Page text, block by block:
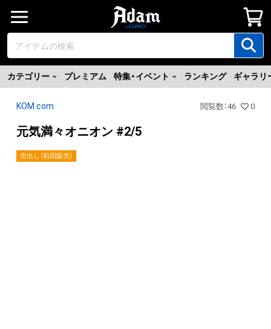
カテゴリー プレミアム 特集・イベント ランキング ギャラリ
KOM.com 閲覧数 ：46 0
元気満々オニオン #2/5
売出し（初回販売）